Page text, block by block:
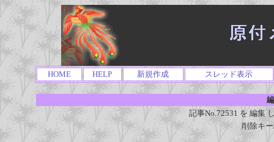
HOME HELP 新規作成 スレッド表示
記事No.72531 を 編集
削除キ